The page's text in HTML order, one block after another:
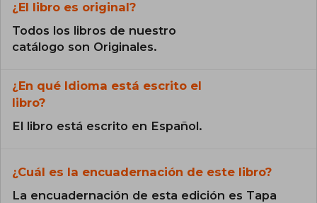
¿El libro es original?
Todos los libros de nuestro
catálogo son Originales.
¿En qué Idioma está escrito el
libro?
El libro está escrito en Español.
¿Cuál es la encuadernación de este libro?
La encuadernación de esta edición es Tapa